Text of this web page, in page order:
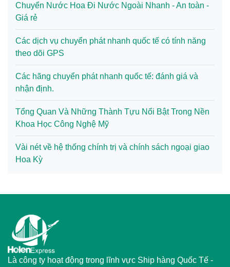
Chuyển Nước Hoa Đi Nước Ngoài Nhanh - An toàn -
Giá rẻ
Các dịch vụ chuyển phát nhanh quốc tế có tính năng
theo dõi GPS
Các hãng chuyển phát nhanh quốc tế: đánh giá và
nhận định.
Tổng Quan Và Những Thành Tựu Nổi Bật Trong Nền
Khoa Học Công Nghệ Mỹ
Vài nét về hệ thống chính trị và chính sách ngoại giao
Hoa Kỳ
Là công ty hoạt động trong lĩnh vực Ship hàng Quốc Tế -